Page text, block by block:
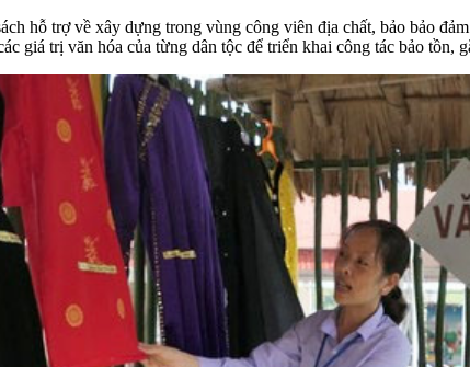
hỗ trợ về xây dựng trong vùng công viên địa chất, bảo bảo
giá trị văn hóa của từng dân tộc để triển khai công tác bảo tồn,